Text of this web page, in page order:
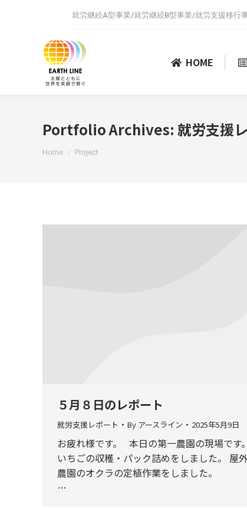
就労継続A型事業/就労継続B型事業/就労支援移行
HOME
Portfolio Archives: 就労支援
You are here:
Home Project
５月８日のレポート
就労支援レポート By アースライン 2025年5月9日
お疲れ様です。 本日の第一農園の現場です。
いちごの収穫・パック詰めをしました。 屋
農園のオクラの定植作業をしました。
…